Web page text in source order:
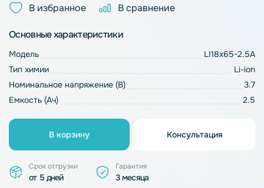
из
В избранное В сравнение
Основные характеристики
Модель
LI18х65-2.5A
Тип химии
Li-ion
Номинальное напряжение (В)
3.7
Емкость (Ач)
2.5
В корзину Консультация
Срок отгрузки
от 5 дней
Гарантия
3 месяца